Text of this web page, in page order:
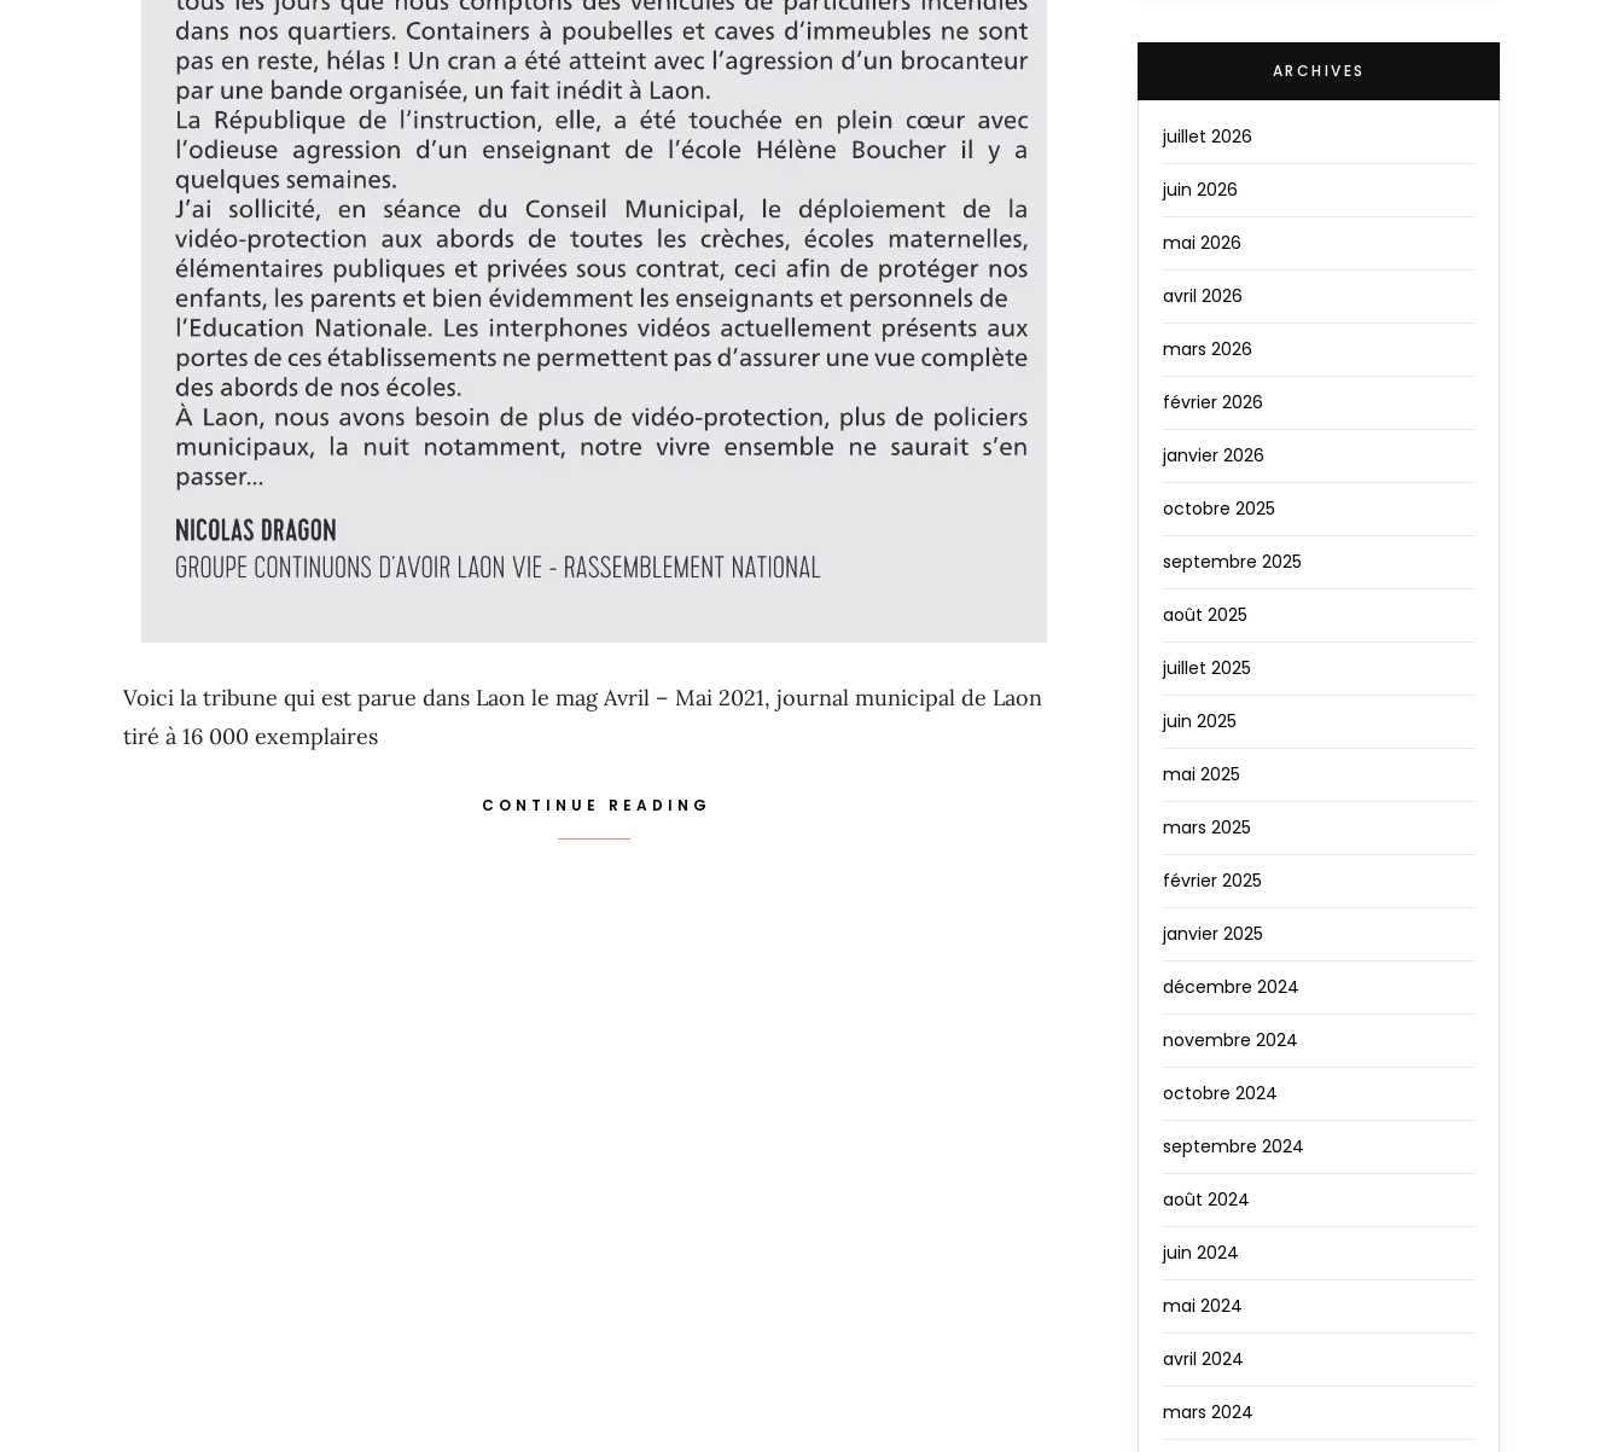
Voici la tribune qui est parue dans Laon le mag Avril – Mai 2021, journal municipal de Laon
tiré à 16 000 exemplaires
CONTINUE READING
ARCHIVES
juillet 2026
juin 2026
mai 2026
avril 2026
mars 2026
février 2026
janvier 2026
octobre 2025
septembre 2025
août 2025
juillet 2025
juin 2025
mai 2025
mars 2025
février 2025
janvier 2025
décembre 2024
novembre 2024
octobre 2024
septembre 2024
août 2024
juin 2024
mai 2024
avril 2024
mars 2024